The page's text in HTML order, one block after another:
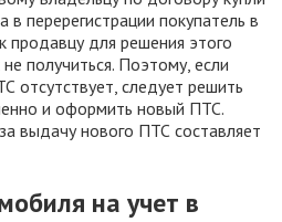
перерегистрации покупатель в
продавцу для решения этого
получиться. Поэтому, если
отсутствует, следует решить
и оформить новый ПТС.
выдачу нового ПТС составляет
на учет в